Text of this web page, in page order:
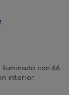
con 66
interior.